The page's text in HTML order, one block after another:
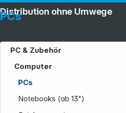
PCs
PC & Zubehör
Computer
PCs
Notebooks (ab 13")
Distribution ohne Umwege